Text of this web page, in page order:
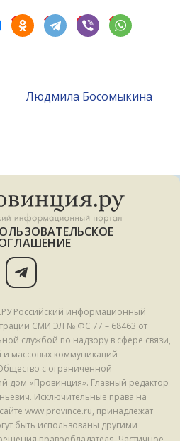
Людмила Босомыкина
Российский информационный
СМИ ЭЛ № ФС 77 – 68463 от
службой по надзору в сфере связи,
массовых коммуникаций
с ограниченной
дом «Провинция». Главный редактор
Исключительные права на
www.province.ru, принадлежат
быть использованы другими